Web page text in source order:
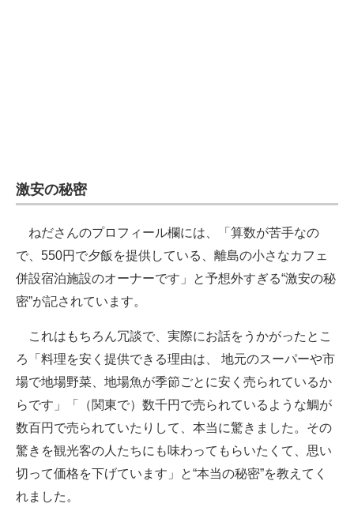
激安の秘密
ねださんのプロフィール欄には、「算数が苦手なの
で、550円で夕飯を提供している、離島の小さなカフェ
併設宿泊施設のオーナーです」と予想外すぎる“激安の秘
密”が記されています。
これはもちろん冗談で、実際にお話をうかがったとこ
ろ「料理を安く提供できる理由は、 地元のスーパーや市
場で地場野菜、地場魚が季節ごとに安く売られているか
らです」「（関東で）数千円で売られているような鯛が
数百円で売られていたりして、本当に驚きました。その
驚きを観光客の人たちにも味わってもらいたくて、思い
切って価格を下げています」と“本当の秘密”を教えてく
れました。